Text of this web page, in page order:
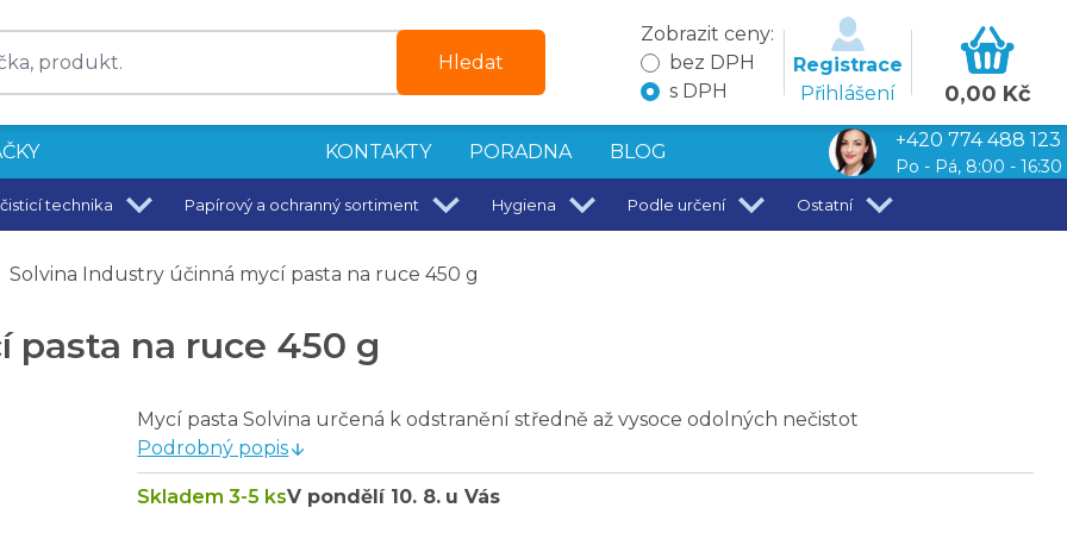
Hledat
Zobrazit ceny:
bez DPH
s DPH
Registrace
Přihlášení
0,00 Kč
KONTAKTY PORADNA BLOG
+420 774 488 123
Po - Pá, 8:00 - 16:30
technika Papírový a ochranný sortiment Hygiena Podle určení Ostatní
Solvina Industry účinná mycí pasta na ruce 450 g
pasta na ruce 450 g
Mycí pasta Solvina určená k odstranění středně až vysoce odolných nečistot
Podrobný popis
Skladem 3-5 ksV pondělí 10. 8. u Vás